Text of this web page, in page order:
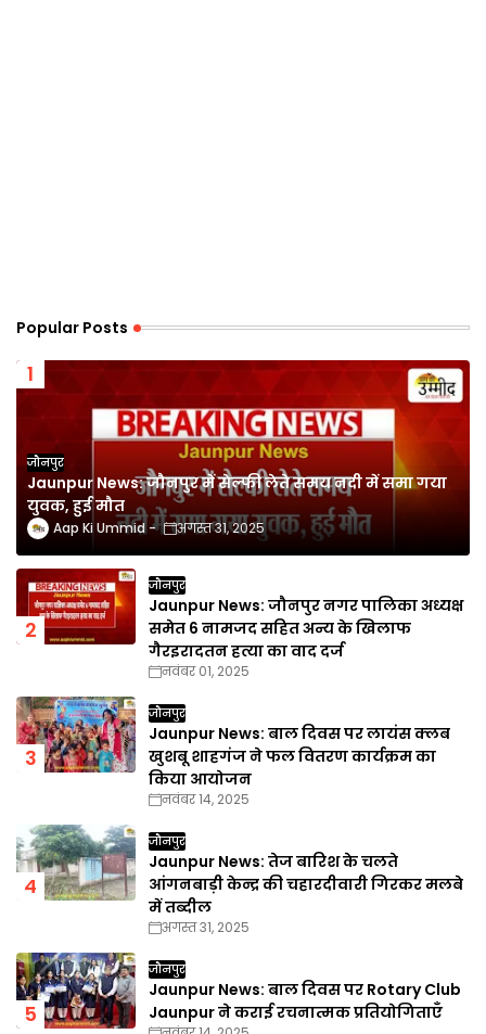
Popular Posts
जौनपुर
Jaunpur News: जौनपुर में सेल्फी लेते समय नदी में समा गया
युवक, हुई मौत
Aap Ki Ummid अगस्त 31, 2025
जौनपुर
Jaunpur News: जौनपुर नगर पालिका अध्यक्ष
समेत 6 नामजद सहित अन्य के खिलाफ
गैरइरादतन हत्या का वाद दर्ज
नवंबर 01, 2025
जौनपुर
Jaunpur News: बाल दिवस पर लायंस क्लब
खुशबू शाहगंज ने फल वितरण कार्यक्रम का
किया आयोजन
नवंबर 14, 2025
जौनपुर
Jaunpur News: तेज बारिश के चलते
आंगनबाड़ी केन्द्र की चहारदीवारी गिरकर मलबे
में तब्दील
अगस्त 31, 2025
जौनपुर
Jaunpur News: बाल दिवस पर Rotary Club
Jaunpur ने कराई रचनात्मक प्रतियोगिताएँ